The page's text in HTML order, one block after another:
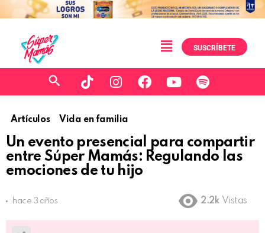
SUSCRÍBETE
Artículos Vida en familia
Un evento presencial para compartir
entre Súper Mamás: Regulando las
emociones de tu hijo
hace 3 años 2.2k Vistas